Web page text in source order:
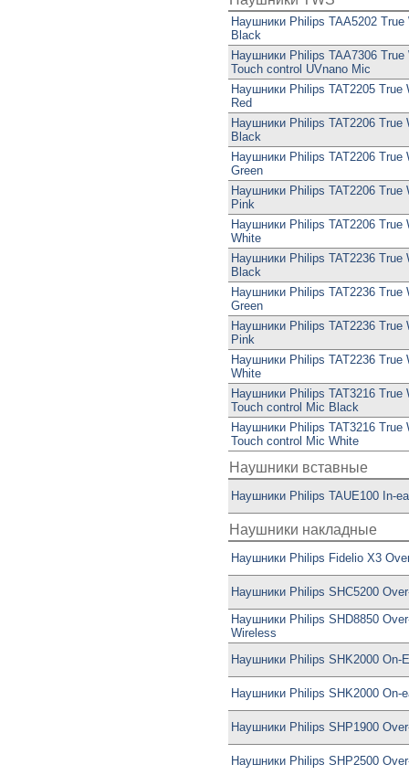
Наушники Philips TAA5202
Black
Наушники Philips TAA7306 True
Touch control UVnano Mic
Наушники Philips TAT2205 True
Red
Наушники Philips TAT2206 True
Black
Наушники Philips TAT2206 True
Green
Наушники Philips TAT2206 True
Pink
Наушники Philips TAT2206 True
White
Наушники Philips TAT2236 True
Black
Наушники Philips TAT2236 True
Green
Наушники Philips TAT2236 True
Pink
Наушники Philips TAT2236 True
White
Наушники Philips TAT3216 True
Touch control Mic Black
Наушники Philips TAT3216 True
Touch control Mic White
Наушники вставные
Наушники Philips TAUE100 In-
Наушники накладные
Наушники Philips Fidelio X3
Наушники Philips SHC5200
Наушники Philips SHD8850
Wireless
Наушники Philips SHK2000 On-
Наушники Philips SHK2000 On-
Наушники Philips SHP1900
Наушники Philips SHP2500